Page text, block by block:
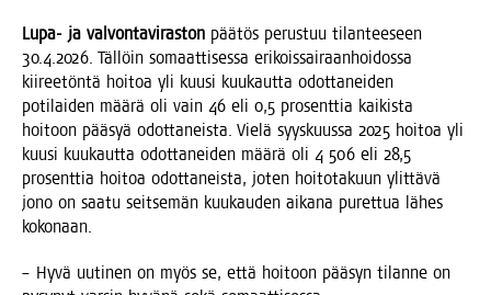
Lupa- ja val­von­ta­vi­ras­ton pää­tös perus­tuu tilan­tee­seen
30.4.2026. Täl­löin somaat­ti­ses­sa eri­kois­sai­raan­hoi­dos­sa
kii­ree­tön­tä hoi­toa yli kuusi kuu­kaut­ta odot­ta­nei­den
poti­lai­den mää­rä oli vain 46 eli 0,5 pro­sent­tia kai­kis­ta
hoi­toon pää­syä odot­ta­neis­ta. Vie­lä syys­kuus­sa 2025 hoi­toa yli
kuusi kuu­kaut­ta odot­ta­nei­den mää­rä oli 4 506 eli 28,5
pro­sent­tia hoi­toa odot­ta­neis­ta, joten hoi­to­ta­kuun ylit­tä­vä
jono on saa­tu seit­se­män kuu­kau­den aika­na puret­tua lähes
kokonaan.
– Hyvä uuti­nen on myös se, että hoi­toon pää­syn tilan­ne on